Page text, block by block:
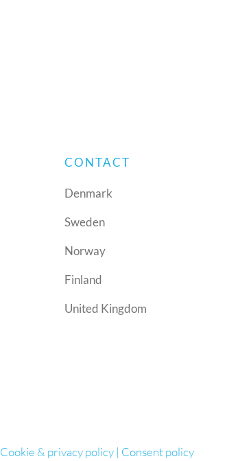
CONTACT
Denmark
Sweden
Norway
Finland
United Kingdom
Cookie & privacy policy| Consent policy